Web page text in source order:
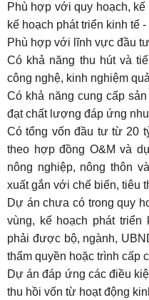
Phù hợp với quy hoạch,
kế hoạch phát triển kinh tế
Phù hợp với lĩnh vực đầu
Có khả năng thu hút và
công nghệ, kinh nghiệm
Có khả năng cung cấp
đạt chất lượng đáp ứng
Có tổng vốn đầu tư từ 20
theo hợp đồng O&M và
nông nghiệp, nông thôn
xuất gắn với chế biến, tiêu
Dự án chưa có trong quy
vùng, kế hoạch phát
phải được bộ, ngành,
thẩm quyền hoặc trình cấp
Dự án đáp ứng các điều
thu hồi vốn từ hoạt động